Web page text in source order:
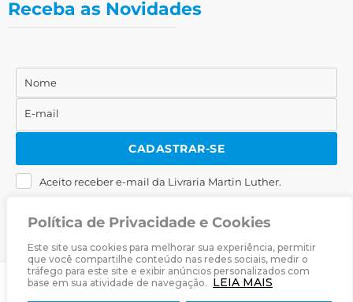
Política de Privacidade e Cookies
Este site usa cookies para melhorar sua experiência, permitir
que você compartilhe conteúdo nas redes sociais, medir o
tráfego para este site e exibir anúncios personalizados com
base em sua atividade de navegação. LEIA MAIS
Receba as Novidades
Nome
Nome
E-
mail
E-mail
CADASTRAR-SE
Aceito receber e-mail da Livraria Martin Luther.
Livraria Martin Luther· Desenvolvido porZwei Arts